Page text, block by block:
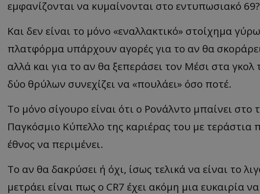
εμφανίζονται να κυμαίνονται στο εντυπωσιακό
Και δεν είναι το μόνο «εναλλακτικό» στοίχημα
πλατφόρμα υπάρχουν αγορές για το αν θα
αλλά και για το αν θα ξεπεράσει τον Μέσι στα
δύο θρύλων συνεχίζει να «πουλάει» όσο ποτέ.
Το μόνο σίγουρο είναι ότι ο Ρονάλντο μπαίνει στο
Παγκόσμιο Κύπελλο της καριέρας του με τεράστια
έθνος να περιμένει.
Το αν θα δακρύσει ή όχι, ίσως τελικά να είναι το
μετράει είναι πως ο CR7 έχει ακόμη μια ευκαιρία